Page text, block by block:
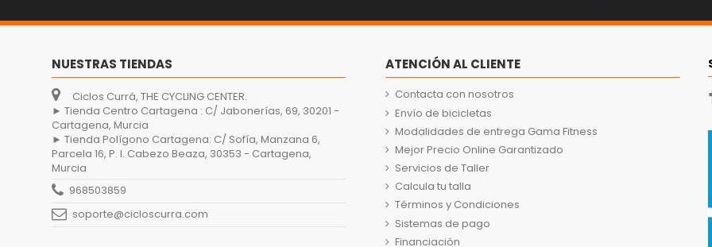
NUESTRAS TIENDAS
Ciclos Currá, THE CYCLING CENTER.
► Tienda Centro Cartagena : C/ Jabonerías, 69, 30201 -
Cartagena, Murcia
► Tienda Polígono Cartagena: C/ Sofía, Manzana 6,
Parcela 16, P. I. Cabezo Beaza, 30353 - Cartagena,
Murcia
968503859
soporte@cicloscurra.com
ATENCIÓN AL CLIENTE
Contacta con nosotros
Envío de bicicletas
Modalidades de entrega Gama Fitness
Mejor Precio Online Garantizado
Servicios de Taller
Calcula tu talla
Términos y Condiciones
Sistemas de pago
Financiación